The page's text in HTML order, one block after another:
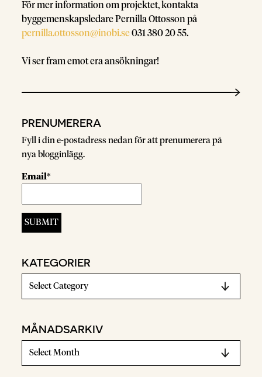
För mer information om projektet, kontakta
byggemenskapsledare Pernilla Ottosson på
pernilla.ottosson@inobi.se031 380 20 55.
Vi ser fram emot era ansökningar!
PRENUMERERA
Fyll i din e-postadress nedan för att prenumerera på
nya blogginlägg.
Email*
KATEGORIER
MÅNADSARKIV